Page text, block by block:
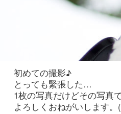
初めての撮影♪
とっても緊張した…
よろしくおねがいします